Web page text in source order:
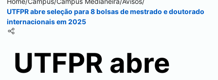
UTFPR abre seleção para 8 bolsas de mestrado e doutorado
internacionais em 2025
UTFPR abre